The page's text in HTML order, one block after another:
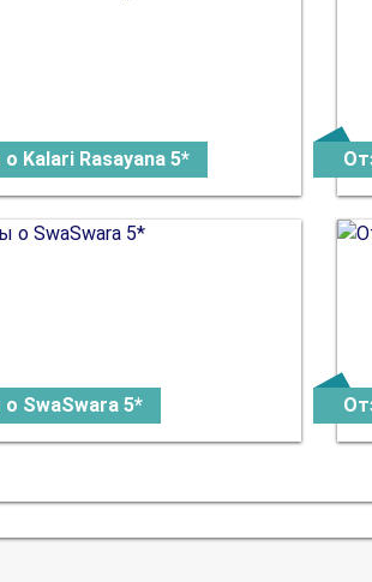
Kalari Rasayana 5*
SwaSwara 5*